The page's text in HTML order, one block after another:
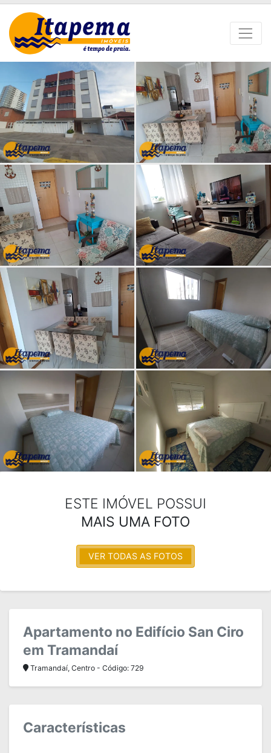
ESTE IMÓVEL POSSUI
MAIS UMA FOTO
VER TODAS AS FOTOS
Apartamento no Edifício San Ciro
em Tramandaí
Tramandaí, Centro - Código: 729
Características